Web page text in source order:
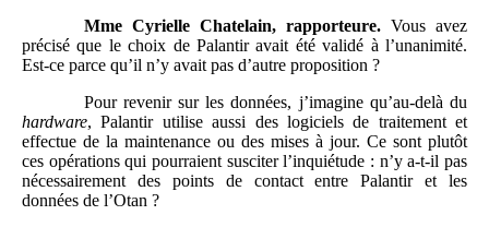
Mme Cyrielle Chatelain, rapporteure.Vous avez
précisé que le choix de Palantir avait été validé à l’unanimité.
Est-ce parce qu’il n’y avait pas d’autre proposition ?
Pour revenir sur les données, j’imagine qu’au-delà du
hardware, Palantir utilise aussi des logiciels de traitement et
effectue de la maintenance ou des mises à jour. Ce sont plutôt
ces opérations qui pourraient susciter l’inquiétude : n’y a-t-il pas
nécessairement des points de contact entre Palantir et les
données de l’Otan ?